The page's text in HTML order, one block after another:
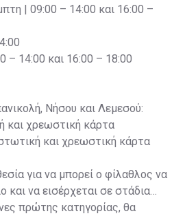
| 09:00 – 14:00 και 16:00 –
– 14:00 και 16:00 – 18:00
Νήσου και Λεμεσού:
και χρεωστική κάρτα
και χρεωστική κάρτα
για να μπορεί ο φίλαθλος να
και να εισέρχεται σε στάδια
πρώτης κατηγορίας, θα